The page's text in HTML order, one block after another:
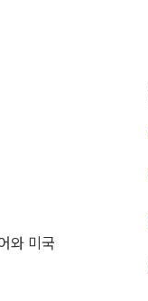
와 미국